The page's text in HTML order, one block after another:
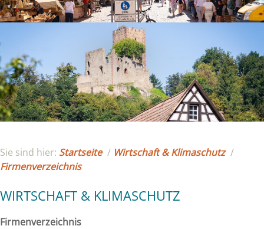
Sie sind hier: Startseite / Wirtschaft & Klimaschutz /
Firmenverzeichnis
WIRTSCHAFT & KLIMASCHUTZ
Firmenverzeichnis